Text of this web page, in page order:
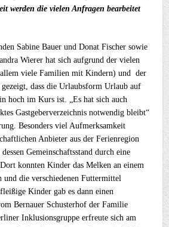
werden die vielen Anfragen bearbeitet
Sabine Bauer und Donat Fischer sowie
Wierer hat sich aufgrund der vielen
viele Familien mit Kindern) und der
gezeigt, dass die Urlaubsform Urlaub auf
hoch im Kurs ist. „Es hat sich auch
Gastgeberverzeichnis notwendig bleibt“
Besonders viel Aufmerksamkeit
Anbieter aus der Ferienregion
Gemeinschaftsstand durch eine
konnten Kinder das Melken an einem
und die verschiedenen Futtermittel
Kinder gab es dann einen
Bernauer Schusterhof der Familie
Inklusionsgruppe erfreute sich am